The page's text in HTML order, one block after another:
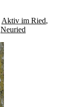
Aktiv im Ried,
Neuried